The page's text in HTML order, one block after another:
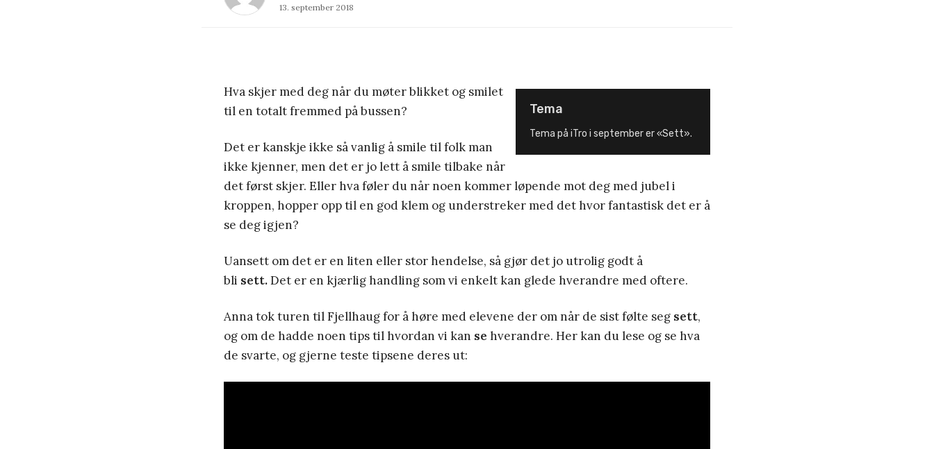
13. september 2018
Tema
Tema på iTro i september er «Sett».
Hva skjer med deg når du møter blikket og smilet
til en totalt fremmed på bussen?
Det er kanskje ikke så vanlig å smile til folk man
ikke kjenner, men det er jo lett å smile tilbake når
det først skjer. Eller hva føler du når noen kommer løpende mot deg med jubel i
kroppen, hopper opp til en god klem og understreker med det hvor fantastisk det er å
se deg igjen?
Uansett om det er en liten eller stor hendelse, så gjør det jo utrolig godt å
bli sett.Det er en kjærlig handling som vi enkelt kan glede hverandre med oftere.
Anna tok turen til Fjellhaug for å høre med elevene der om når de sist følte seg sett,
og om de hadde noen tips til hvordan vi kan se hverandre. Her kan du lese og se hva
de svarte, og gjerne teste tipsene deres ut: